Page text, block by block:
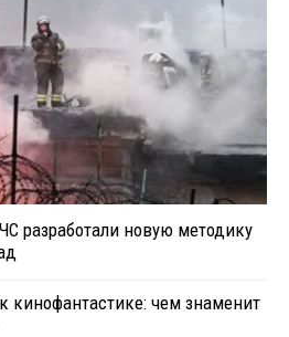
разработали новую методику
кинофантастике: чем знаменит